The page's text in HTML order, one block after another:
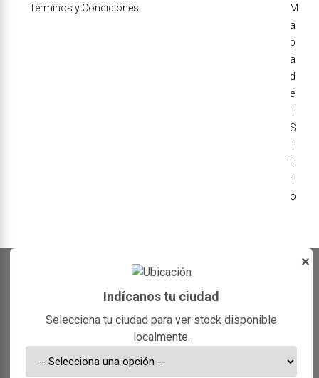
Términos y Condiciones
M
a
p
a
d
e
S
i
t
i
o
✕
Indícanos tu ciudad
Selecciona tu ciudad para ver stock disponible
localmente.